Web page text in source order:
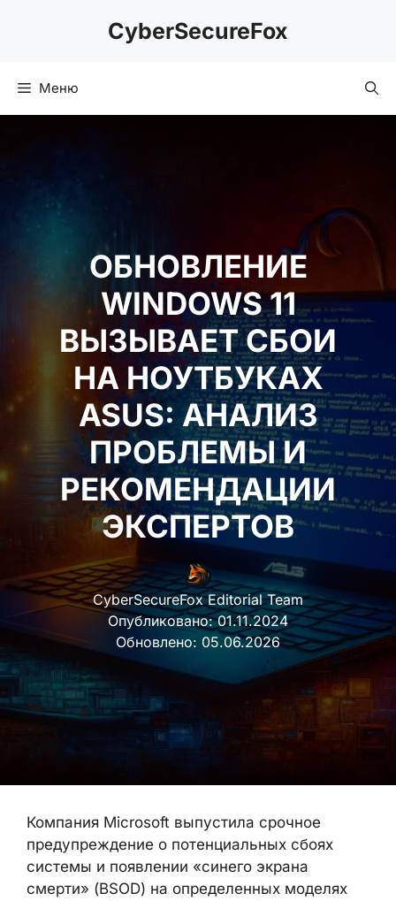
CyberSecureFox
Меню
ОБНОВЛЕНИЕ
WINDOWS 11
ВЫЗЫВАЕТ СБОИ
НА НОУТБУКАХ
ASUS: АНАЛИЗ
ПРОБЛЕМЫ И
РЕКОМЕНДАЦИИ
ЭКСПЕРТОВ
CyberSecureFox Editorial Team
Опубликовано:01.11.2024
Обновлено: 05.06.2026
Компания Microsoft выпустила срочное
предупреждение о потенциальных сбоях
системы и появлении «синего экрана
смерти» (BSOD) на определенных моделях